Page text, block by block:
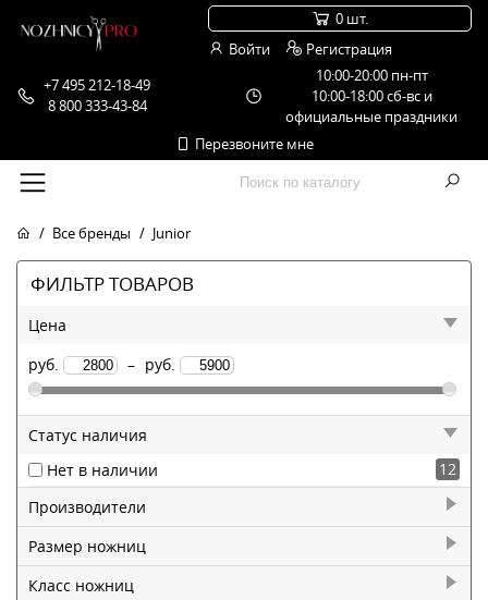
+7 495 212-18-49
8 800 333-43-84
10:00-20:00 пн-пт
10:00-18:00 сб-вс и
официальные праздники
Перезвоните мне
0 шт.
Войти
Регистрация
Все бренды Junior
ФИЛЬТР ТОВАРОВ
Цена
руб.
– руб.
Статус наличия
Нет в наличии
12
Производители
Junior
12
Размер ножниц
5"
2
Класс ножниц